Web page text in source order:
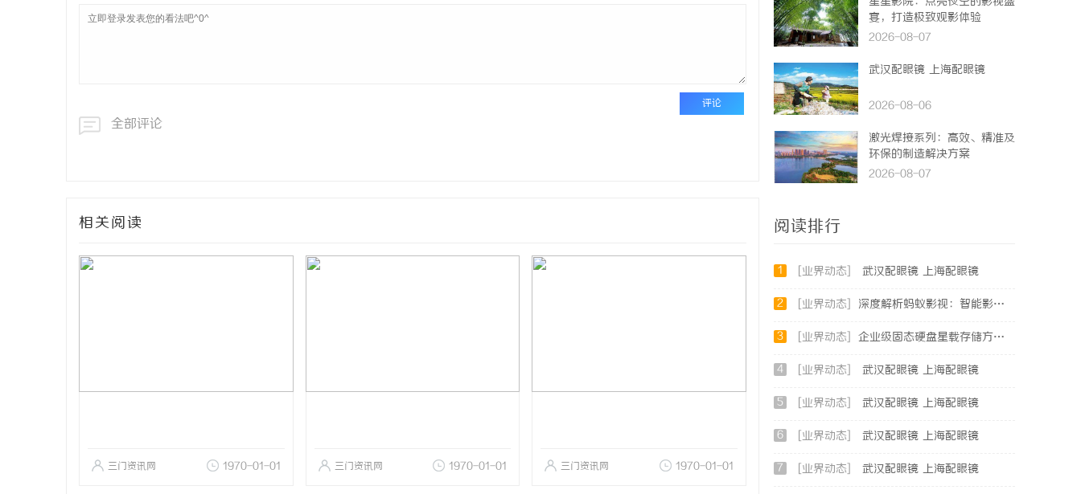
评论
全部评论
相关阅读
三门资讯网 1970-01-01 三门资讯网 1970-01-01 三门资讯网 1970-01-01
宴，打造极致观影体验
2026-08-07
武汉配眼镜 上海配眼镜
2026-08-06
激光焊接系列：高效、精准及
环保的制造解决方案
2026-08-07
阅读排行
1 [业界动态] 武汉配眼镜 上海配眼镜
2 [业界动态] 深度解析蚂蚁影视：智能影视平台的未来趋势与优势
3 [业界动态] 企业级固态硬盘星载存储方案选购指南
4 [业界动态] 武汉配眼镜 上海配眼镜
5 [业界动态] 武汉配眼镜 上海配眼镜
6 [业界动态] 武汉配眼镜 上海配眼镜
7 [业界动态] 武汉配眼镜 上海配眼镜